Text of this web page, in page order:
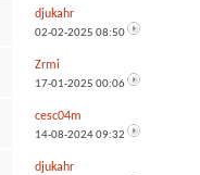
djukahr
02-02-2025 08:50
Zrmi
17-01-2025 00:06
cesc04m
14-08-202409:32
djukahr